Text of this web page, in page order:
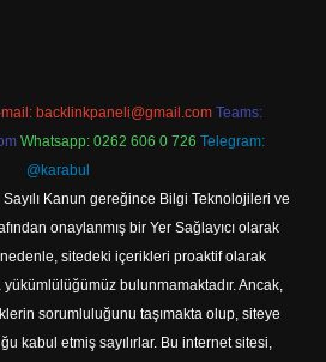
mail: backlinkpaneli@gmail.com Teams:
Whatsapp: 0262 606 0 726 Telegram:
@karabul
Kanun gereğince Bilgi Teknolojileri ve
onaylanmış bir Yer Sağlayıcı olarak
sitedeki içerikleri proaktif olarak
bulunmamaktadır. Ancak,
sorumluluğunu taşımakta olup, siteye
kabul etmiş sayılırlar. Bu internet sitesi,